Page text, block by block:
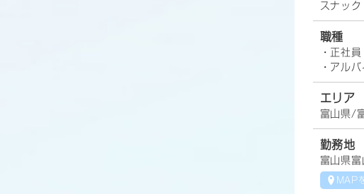
スナッ
職種
・正社
・アル
エリア
富山県/
勤務地
富山県
MAP